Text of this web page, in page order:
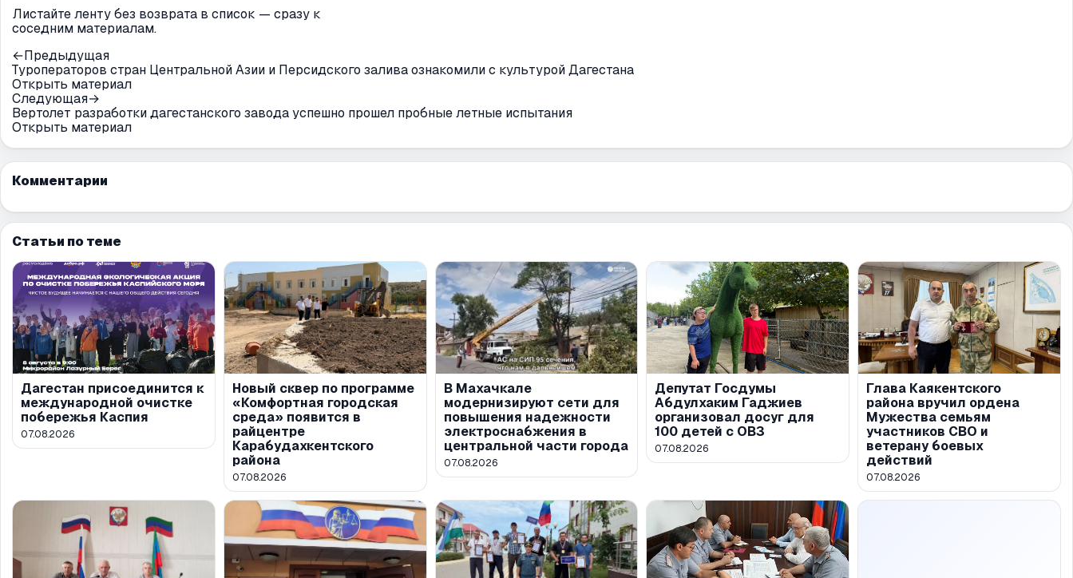
Листайте ленту без возврата в список — сразу к
соседним материалам.
←Предыдущая
Туроператоров стран Центральной Азии и Персидского залива ознакомили с культурой Дагестана
Открыть материал
Следующая→
Вертолет разработки дагестанского завода успешно прошел пробные летные испытания
Открыть материал
Комментарии
Статьи по теме
Дагестан присоединится к
международной очистке
побережья Каспия
07.08.2026
Новый сквер по программе
«Комфортная городская
среда» появится в
райцентре
Карабудахкентского
района
07.08.2026
В Махачкале
модернизируют сети для
повышения надежности
электроснабжения в
центральной части города
07.08.2026
Депутат Госдумы
Абдулхаким Гаджиев
организовал досуг для
100 детей с ОВЗ
07.08.2026
Глава Каякентского
района вручил ордена
Мужества семьям
участников СВО и
ветерану боевых
действий
07.08.2026